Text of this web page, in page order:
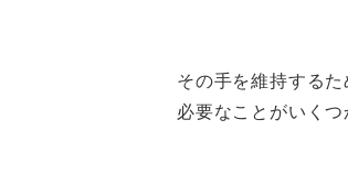
その手を維持するた
必要なことがいく